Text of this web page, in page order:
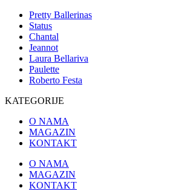
Pretty Ballerinas
Status
Chantal
Jeannot
Laura Bellariva
Paulette
Roberto Festa
KATEGORIJE
O NAMA
MAGAZIN
KONTAKT
O NAMA
MAGAZIN
KONTAKT